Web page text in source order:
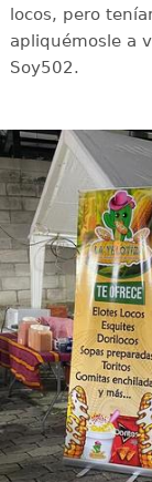
locos, pero
apliquémosle a
Soy502.